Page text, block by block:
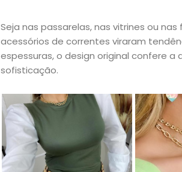
Seja nas passarelas, nas vitrines ou
acessórios de correntes viraram
espessuras, o design original confere a
sofisticação.